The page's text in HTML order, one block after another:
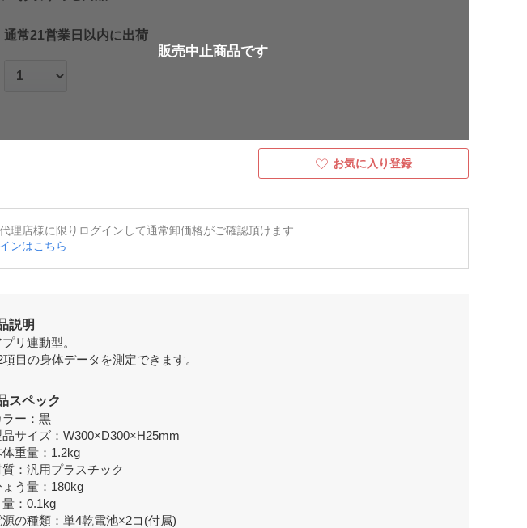
通常21営業日以内に出荷
販売中止商品です
お気に入り登録
理店様に限りログインして通常卸価格がご確認頂けます
ンはこちら
説明
リ連動型。
項目の身体データを測定できます。
スペック
ラー：黒
品サイズ：W300×D300×H25mm
体重量：1.2kg
質：汎用プラスチック
ょう量：180kg
量：0.1kg
源の種類：単4乾電池×2コ(付属)